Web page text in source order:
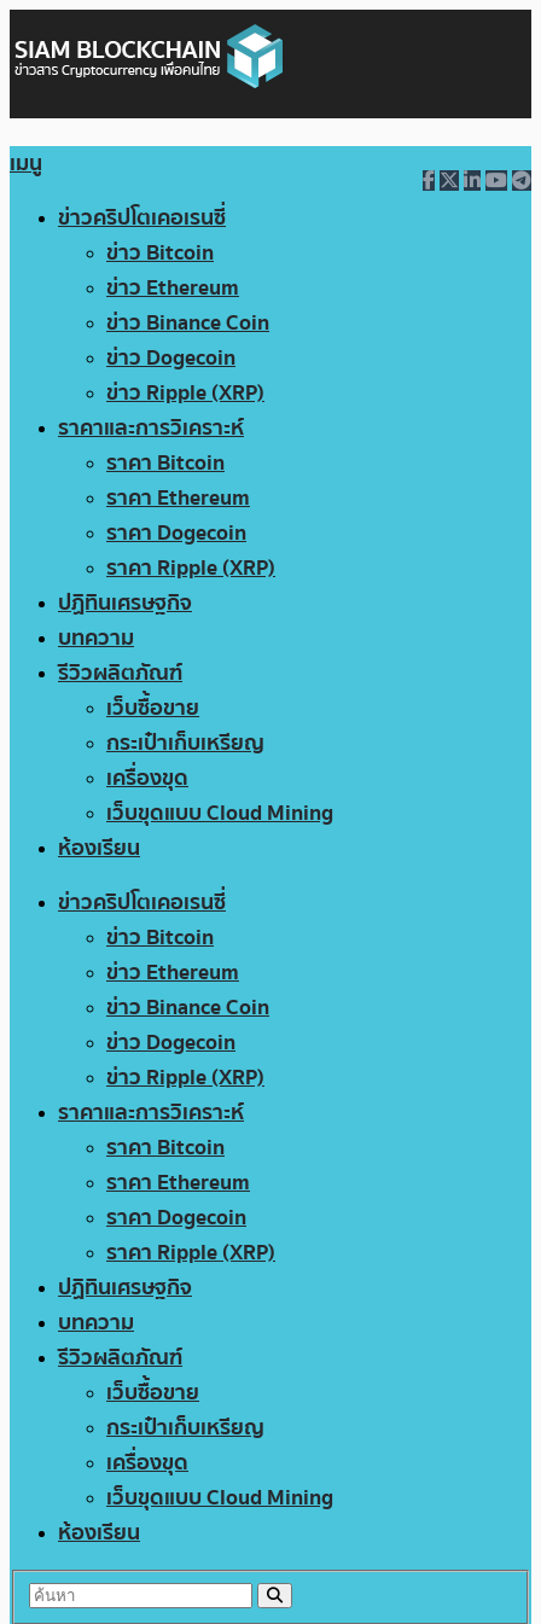
เมนู
ข่าวคริปโตเคอเรนซี่
ข่าว Bitcoin
ข่าว Ethereum
ข่าว Binance Coin
ข่าว Dogecoin
ข่าว Ripple (XRP)
ราคาและการวิเคราะห์
ราคา Bitcoin
ราคา Ethereum
ราคา Dogecoin
ราคา Ripple (XRP)
ปฏิทินเศรษฐกิจ
บทความ
รีวิวผลิตภัณฑ์
เว็บซื้อขาย
กระเป๋าเก็บเหรียญ
เครื่องขุด
เว็บขุดแบบ Cloud Mining
ห้องเรียน
ข่าวคริปโตเคอเรนซี่
ข่าว Bitcoin
ข่าว Ethereum
ข่าว Binance Coin
ข่าว Dogecoin
ข่าว Ripple (XRP)
ราคาและการวิเคราะห์
ราคา Bitcoin
ราคา Ethereum
ราคา Dogecoin
ราคา Ripple (XRP)
ปฏิทินเศรษฐกิจ
บทความ
รีวิวผลิตภัณฑ์
เว็บซื้อขาย
กระเป๋าเก็บเหรียญ
เครื่องขุด
เว็บขุดแบบ Cloud Mining
ห้องเรียน